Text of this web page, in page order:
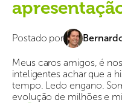
Postado por
Meus caros amigos, é
inteligentes achar que a
tempo. Ledo engano.
evolução de milhões e